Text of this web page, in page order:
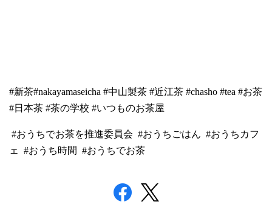
#新茶#nakayamaseicha #中山製茶 #近江茶 #chasho #tea #お茶
#日本茶 #茶の学校 #いつものお茶屋
#おうちでお茶を推進委員会 #おうちごはん #おうちカフ
ェ #おうち時間 #おうちでお茶